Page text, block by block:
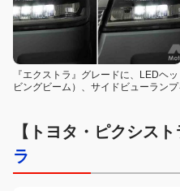
『エクストラ』グレードに、LEDヘ
ビングビーム）、サイドビューランプ
【トヨタ・ピクシス
ラ